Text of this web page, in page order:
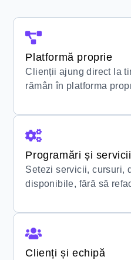
Platformă proprie
Clienții ajung direct la
rămân în platforma
Programări și servicii
Setezi servicii, cursuri,
disponibile, fără să
Clienți și echipă